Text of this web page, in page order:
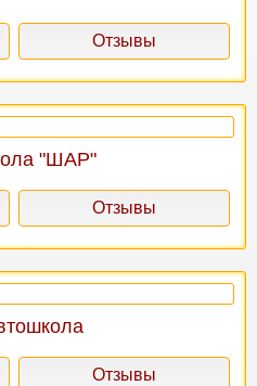
Отзывы
"ШАР"
Отзывы
Отзывы